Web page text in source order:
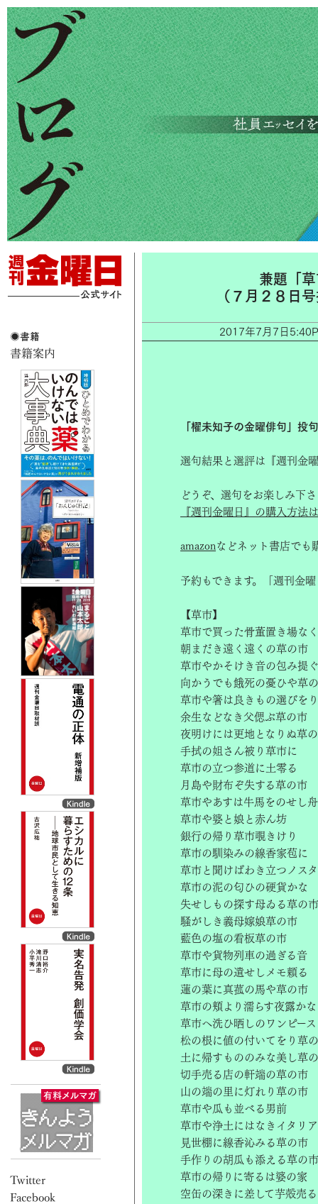
兼題「
（７月２８日
2017年7月7日
「櫂未知子の金曜俳句」投
選句結果と選評は『週刊金
どうぞ、選句をお楽しみ下
『週刊金曜日』の購入方法
amazonなどネット書店でも
予約もできます。「週刊金
【草市】
草市で買った骨董置き場なく
朝まだき遠く遠くの草の市
草市やかそけき音の包み提ぐ
向かうでも餓死の憂ひや草
草市や箸は良きもの選びをり
余生などなき父偲ぶ草の市
夜明けには更地となりぬ草
手拭の姐さん被り草市に
草市の立つ参道に土零る
月島や財布ぞ失する草の市
草市やあすは牛馬をのせし舟
草市や婆と娘と赤ん坊
銀行の帰り草市覗きけり
草市の馴染みの線香家苞に
草市と聞けばわき立つノス
草市の泥の匂ひの硬貨かな
失せしもの探す母ゐる草の市
騒がしき義母嫁娘草の市
藍色の塩の看板草の市
草市や貨物列車の過ぎる音
草市に母の遺せしメモ頼る
蓮の葉に真菰の馬や草の市
草市の頬より濡らす夜露かな
草市へ洗ひ晒しのワンピース
松の根に値の付いてをり草
土に帰すもののみな美し草
切手売る店の軒端の草の市
山の端の里に灯れり草の市
草市や瓜も並べる男前
草市や浄土にはなきイタリ
見世棚に線香沁みる草の市
手作りの胡瓜も添える草の市
草市の帰りに寄るは婆の家
空缶の深きに差して芋殻売る